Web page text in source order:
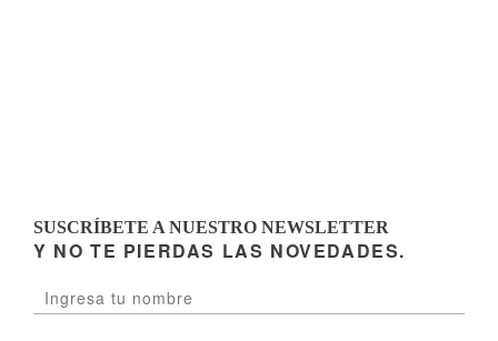
SUSCRÍBETE A NUESTRO NEWSLETTER
Y NO TE PIERDAS LAS NOVEDADES.